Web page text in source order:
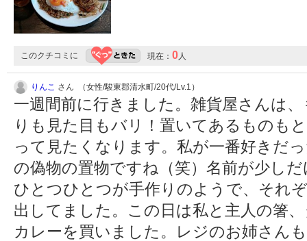
このクチコミに 現在： 0人
りんこ さん （女性/駿東郡清水町/20代/Lv.1）
一週間前に行きました。雑貨屋さんは
りも見た目もバリ！置いてあるものも
って見たくなります。私が一番好きだ
の偽物の置物ですね（笑）名前が少し
ひとつひとつが手作りのようで、それ
出してました。この日は私と主人の箸
カレーを買いました。レジのお姉さん